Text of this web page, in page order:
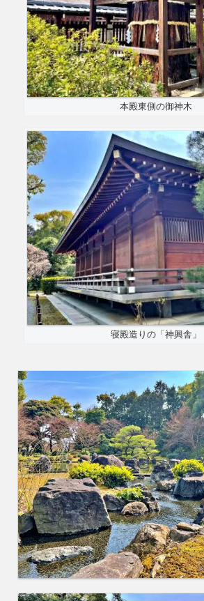
本殿東側の御神木
寝殿造りの「神興舎」